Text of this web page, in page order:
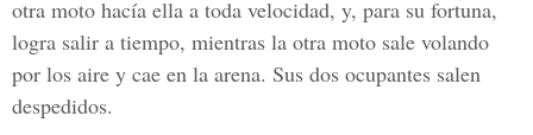
otra moto hacía ella a toda velocidad, y, para su fortuna,
logra salir a tiempo, mientras la otra moto sale volando
por los aire y cae en la arena. Sus dos ocupantes salen
despedidos.